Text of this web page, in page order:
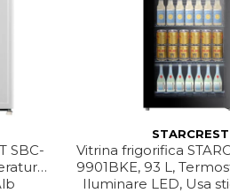
SBC-
STARCREST
Vitrina frigorifica
9901BKE, 93 L,
Iluminare LED, Usa